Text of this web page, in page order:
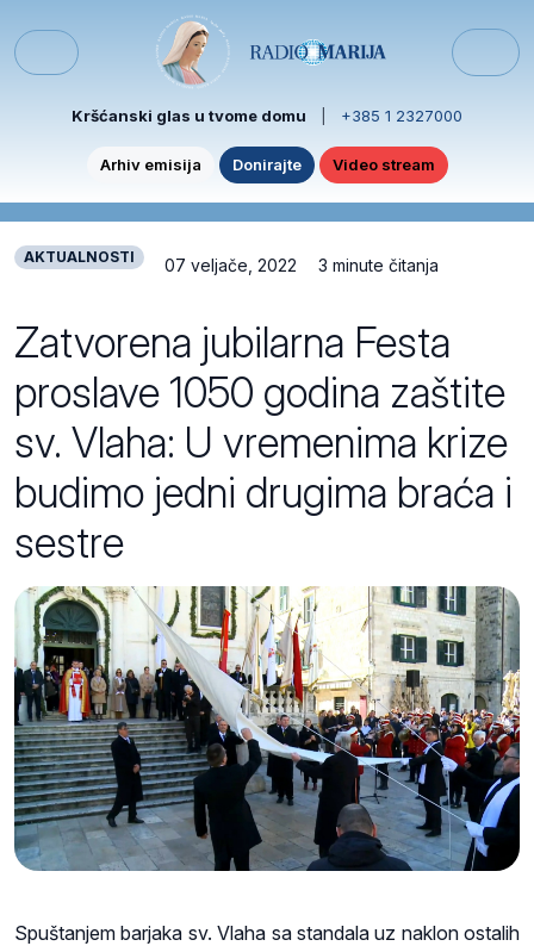
Menu
Kršćanski glas u tvome domu +385 1 2327000
Arhiv emisija Donirajte Video stream
AKTUALNOSTI 07 veljače, 2022 3 minute čitanja
Zatvorena jubilarna Festa
proslave 1050 godina zaštite
sv. Vlaha: U vremenima krize
budimo jedni drugima braća i
sestre
Spuštanjem barjaka sv. Vlaha sa standala uz naklon ostalih